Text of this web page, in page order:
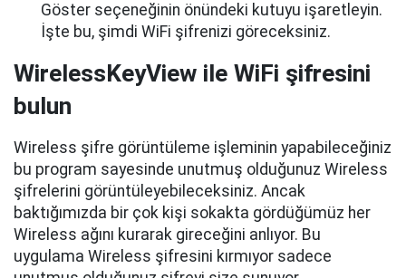
Göster seçeneğinin önündeki kutuyu işaretleyin.
İşte bu, şimdi WiFi şifrenizi göreceksiniz.
WirelessKeyView ile WiFi şifresini
bulun
Wireless şifre görüntüleme işleminin yapabileceğiniz
bu program sayesinde unutmuş olduğunuz Wireless
şifrelerini görüntüleyebileceksiniz. Ancak
baktığımızda bir çok kişi sokakta gördüğümüz her
Wireless ağını kurarak gireceğini anlıyor. Bu
uygulama Wireless şifresini kırmıyor sadece